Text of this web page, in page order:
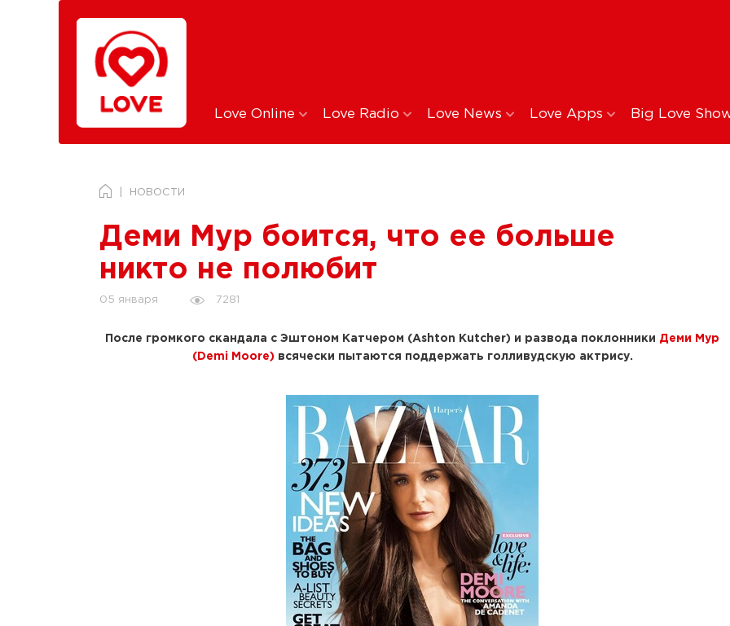
Love Online Love Radio Love News Love Apps Big Love
НОВОСТИ
Деми Мур боится, что ее больше
никто не полюбит
05 января 7281
После громкого скандала с Эштоном Катчером (Ashton Kutcher) и развода поклонники Деми Мур
(Demi Moore) всячески пытаются поддержать голливудскую актрису.